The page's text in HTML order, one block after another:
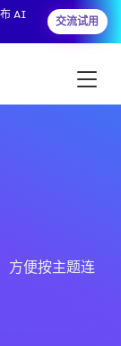
AI
交流试用
方便按主题连